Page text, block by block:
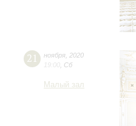
21 ноября 2020
19:00 Сб
Малый зал